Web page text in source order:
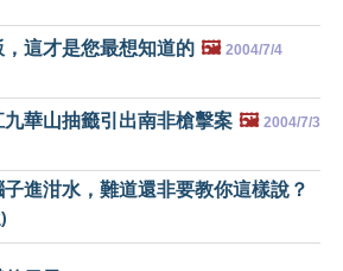
這才是您最想知道的 🖼️ 2004/7/4
華山抽籤引出南非槍擊案 🖼️ 2004/7/3
進泔水，難道還非要教你這樣說？